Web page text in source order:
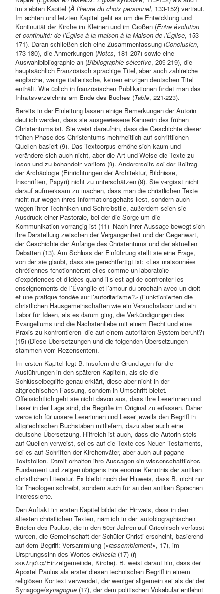
im siebten Kapitel (À l’heure du choix personnel, 133-152) vertraut.
Im achten und letzten Kapitel geht es um die Entwicklung und
Kontinuität der Kirche im Kleinen und im Großen (Entre évolution
et continuité: de l’Église à la maison à la Maison de l’Église, 153-
171). Daran schließen sich eine Zusammenfassung (Conclusion,
173-180), die Anmerkungen (Notes, 181-207) sowie eine
Auswahlbibliographie an (Bibliographie sélective, 209-219), die
hauptsächlich Französisch sprachige Titel, aber auch zahlreiche
englische, wenige italienische, keinen einzigen deutschen Titel
enthält. Wie üblich in französischen Publikationen findet man das
Inhaltsverzeichnis am Ende des Buches (Table, 221-223).
Bereits in der Einleitung lassen einige Bemerkungen der Autorin
deutlich werden, dass sie ausgewiesene Kennerin des frühen
Christentums ist. Sie weist daraufhin, dass die Geschichte dieser
frühen Phase des Christentums mehrheitlich auf schriftlichen
Quellen basiert (9). Das Textcorpus erhöhe sich kaum und
verändere sich auch nicht, aber die Art und Weise die Texte zu
lesen und zu behandeln variiere (9). Andererseits sei der Beitrag
der Archäologie (Einrichtungen der Architektur, Bildnisse,
Inschriften, Papyri) nicht zu unterschätzen (9). Sie vergisst nicht
darauf aufmerksam zu machen, dass man die christlichen Texte
nicht nur wegen ihres Informationsgehalts liest, sondern auch
wegen ihrer Techniken und Schreibstile, außerdem seien sie
Ausdruck einer Pastorale, bei der die Sorge um die
Kommunikation vorrangig ist (11). Nach ihrer Aussage bewegt sich
ihre Darstellung zwischen der Vergangenheit und der Gegenwart,
der Geschichte der Anfänge des Christentums und der aktuellen
Debatten (13). Am Schluss der Einführung stellt sie eine Frage,
von der sie glaubt, dass sie gerechtfertigt ist: «Les maisonnées
chrétiennes fonctionnèrent-elles comme un laboratoire
d’expériences et d’idées quand il s’est agi de confronter les
enseignements de l’Évangile et l’amour du prochain avec un droit
et une pratique fondée sur l’autoritarisme?» (Funktionierten die
christlichen Hausgemeinschaften wie ein Versuchslabor und ein
Labor für Ideen, als es darum ging, die Verkündigungen des
Evangeliums und die Nächstenliebe mit einem Recht und eine
Praxis zu konfrontieren, die auf einem autoritären System beruht?)
(15) (Diese Übersetzungen und die folgenden Übersetzungen
stammen vom Rezensenten).
Im ersten Kapitel legt B. insofern die Grundlagen für die
Ausführungen in den späteren Kapiteln, als sie die
Schlüsselbegriffe genau erklärt, diese aber nicht in der
altgriechischen Fassung, sondern in Umschrift bietet.
Offensichtlich geht sie nicht davon aus, dass ihre Leserinnen und
Leser in der Lage sind, die Begriffe im Original zu erfassen. Daher
werde ich für unsere Leserinnen und Leser jeweils den Begriff in
altgriechischen Buchstaben mitliefern, dazu aber auch eine
deutsche Übersetzung. Hilfreich ist auch, dass die Autorin stets
auf Quellen verweist, sei es auf die Texte des Neuen Testaments,
sei es auf Schriften der Kirchenväter, aber auch auf pagane
Textstellen. Damit erhalten ihre Aussagen ein wissenschaftliches
Fundament und zeigen übrigens ihre enorme Kenntnis der antiken
christlichen Literatur. Es bleibt noch der Hinweis, dass B. nicht nur
für Theologen schreibt, sondern auch für an den antiken Sprachen
Interessierte.
Den Auftakt im ersten Kapitel bildet der Hinweis, dass in den
ältesten christlichen Texten, nämlich in den autobiographischen
Briefen des Paulus, die in den 50er Jahren auf Griechisch verfasst
wurden, die Gemeinschaft der Schüler Christi erscheint, basierend
auf dem Begriff: Versammlung («rassemblement», 17), im
Ursprungssinn des Wortes ekklesia (17) (ἡ
ἐκκλησία/Einzelgemeinde, Kirche). B. weist darauf hin, dass der
Apostel Paulus als erster diesen technischen Begriff in einem
religiösen Kontext verwendet, der weniger allgemein sei als der der
Synagoge/synagogue (17), der dem politischen Vokabular entlehnt